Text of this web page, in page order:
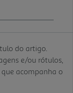
do artigo.
e/ou rótulos,
acompanha o